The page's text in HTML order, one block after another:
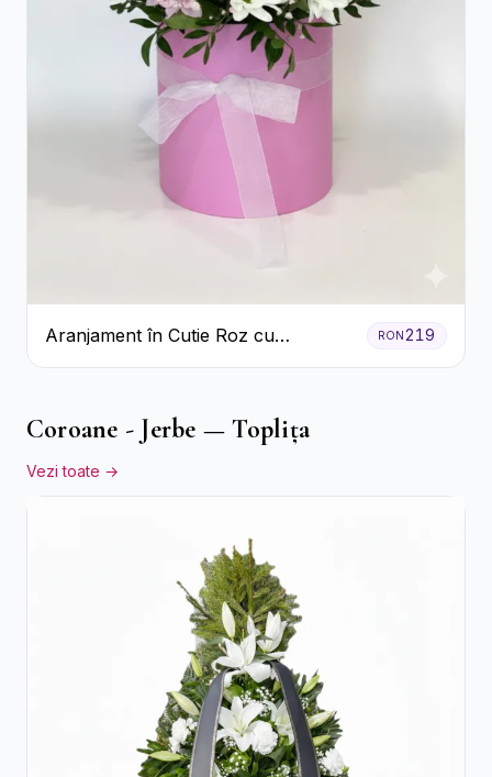
Aranjament în Cutie Roz cu
Crizanteme Albe și Lila
RON219
Coroane - Jerbe — Toplița
Vezi toate →